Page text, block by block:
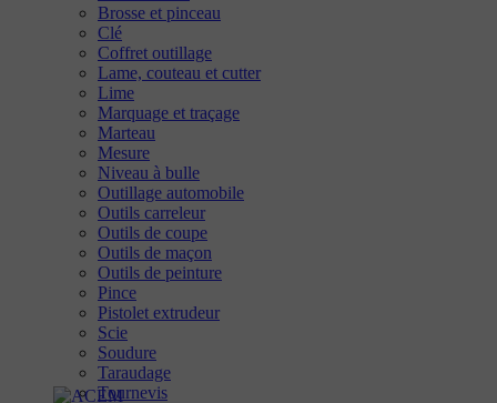
Brosse et pinceau
Clé
Coffret outillage
Lame, couteau et cutter
Lime
Marquage et traçage
Marteau
Mesure
Niveau à bulle
Outillage automobile
Outils carreleur
Outils de coupe
Outils de maçon
Outils de peinture
Pince
Pistolet extrudeur
Scie
Soudure
Taraudage
Tournevis